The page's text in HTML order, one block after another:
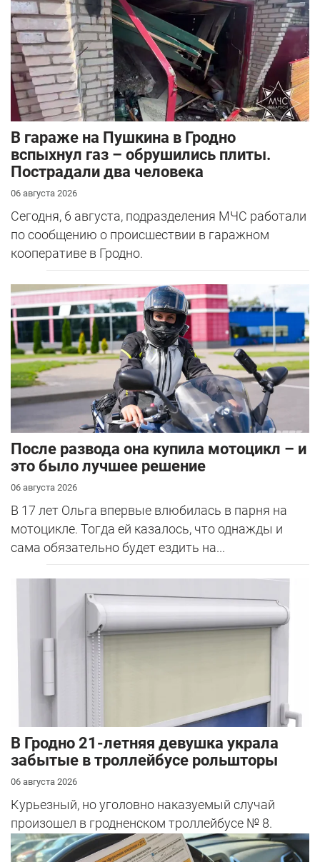
В гараже на Пушкина в Гродно
вспыхнул газ – обрушились плиты.
Пострадали два человека
06 августа 2026
Сегодня, 6 августа, подразделения МЧС работали
по сообщению о происшествии в гаражном
кооперативе в Гродно.
После развода она купила мотоцикл – и
это было лучшее решение
06 августа 2026
В 17 лет Ольга впервые влюбилась в парня на
мотоцикле. Тогда ей казалось, что однажды и
сама обязательно будет ездить на...
В Гродно 21-летняя девушка украла
забытые в троллейбусе рольшторы
06 августа 2026
Курьезный, но уголовно наказуемый случай
произошел в гродненском троллейбусе № 8.